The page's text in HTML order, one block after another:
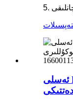
تەپسىلات
ئەسلى Delphi دىزېل يېقىلغۇ ئوكۇلى